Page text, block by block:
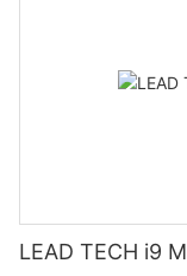
LEAD TECH i9